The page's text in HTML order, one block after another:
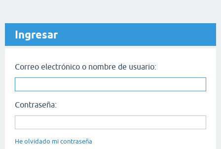
Ingresar
Correo electrónico o nombre de usuario:
Contraseña:
He olvidado mi contraseña